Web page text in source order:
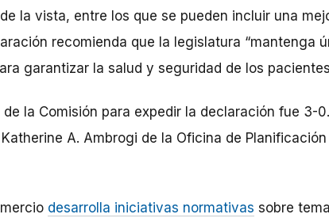
la vista, entre los que se pueden incluir una
recomienda que la legislatura “mantenga
garantizar la salud y seguridad de los
la Comisión para expedir la declaración fue 3-0.
A. Ambrogi de la Oficina de
desarrolla iniciativas normativas sobre